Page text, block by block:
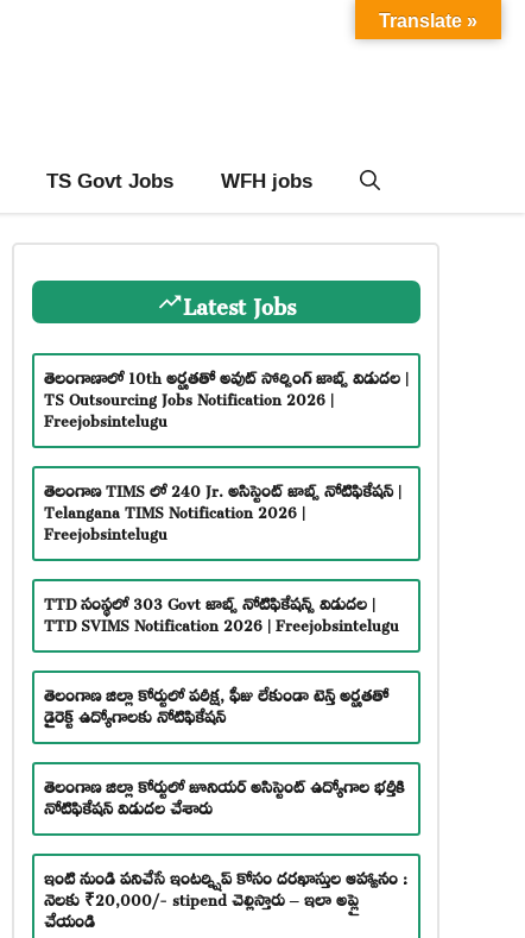
TS Govt Jobs WFH jobs
Latest Jobs
తెలంగాణాలో 10th అర్హతతో అవుట్ సోర్సింగ్ జాబ్స్ విడుదల |
TS Outsourcing Jobs Notification 2026 |
Freejobsintelugu
తెలంగాణ TIMS లో 240 Jr. అసిస్టెంట్ జాబ్స్ నోటిఫికేషన్ |
Telangana TIMS Notification 2026 |
Freejobsintelugu
TTD సంస్థలో 303 Govt జాబ్స్ నోటిఫికేషన్స్ విడుదల |
TTD SVIMS Notification 2026 | Freejobsintelugu
తెలంగాణ జిల్లా కోర్టులో పరీక్ష, ఫీజు లేకుండా టెన్త్ అర్హతతో
డైరెక్ట్ ఉద్యోగాలకు నోటిఫికేషన్
తెలంగాణ జిల్లా కోర్టులో జూనియర్ అసిస్టెంట్ ఉద్యోగాల భర్తీకి
నోటిఫికేషన్ విడుదల చేశారు
ఇంటి నుండి పనిచేసే ఇంటర్న్షిప్ కోసం దరఖాస్తుల ఆహ్వానం :
నెలకు ₹20,000/- stipend చెల్లిస్తారు – ఇలా అప్లై
చేయండి
Translate »